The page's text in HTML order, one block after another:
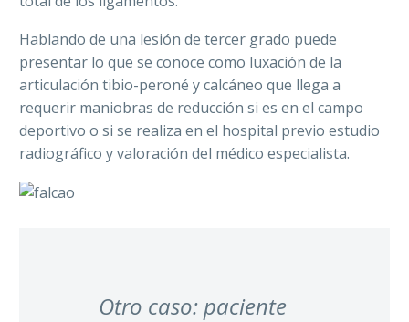
Hablando de una lesión de tercer grado puede
presentar lo que se conoce como luxación de la
articulación tibio-peroné y calcáneo que llega a
requerir maniobras de reducción si es en el campo
deportivo o si se realiza en el hospital previo estudio
radiográfico y valoración del médico especialista.
Otro caso: paciente